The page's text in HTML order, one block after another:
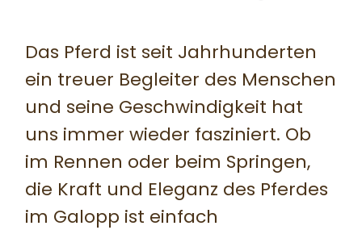
Das Pferd ist seit Jahrhunderten
ein treuer Begleiter des Menschen
und seine Geschwindigkeit hat
uns immer wieder fasziniert. Ob
im Rennen oder beim Springen,
die Kraft und Eleganz des Pferdes
im Galopp ist einfach